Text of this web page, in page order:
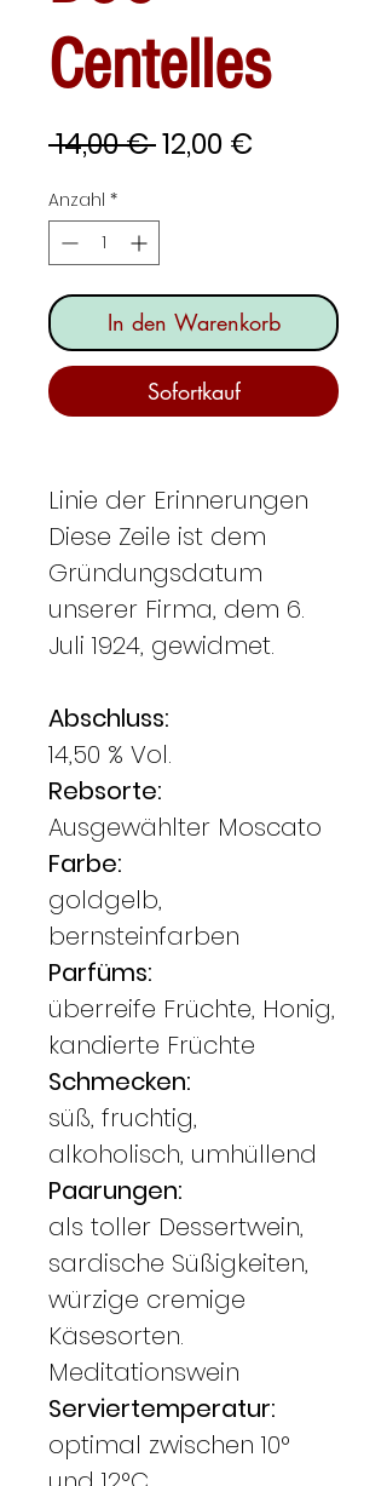
Centelles
14,00 € Standardpreis
12,00 €
Anzahl *
In den Warenkorb
Sofortkauf
Linie der Erinnerungen
Diese Zeile ist dem
Gründungsdatum
unserer Firma, dem 6.
Juli 1924, gewidmet.
Abschluss:
14,50 % Vol.
Rebsorte:
Ausgewählter Moscato
Farbe:
goldgelb,
bernsteinfarben
Parfüms:
überreife Früchte, Honig,
kandierte Früchte
Schmecken:
süß, fruchtig,
alkoholisch, umhüllend
Paarungen:
als toller Dessertwein,
sardische Süßigkeiten,
würzige cremige
Käsesorten.
Meditationswein
Serviertemperatur:
optimal zwischen 10°